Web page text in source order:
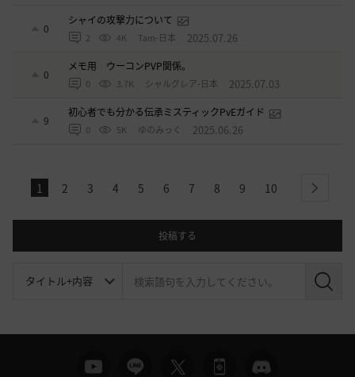
0
シャイの攻撃力について
2 4K Tam-日本 2025.07.26
0
メモ用 ウーコンPVP関係。
0 3.7K シャルグレア-日本 2025.07.03
9
初心者でも分かる伝承ミスティックPvEガイド
0 5K ゆのみっく 2025.06.26
1 2 3 4 5 6 7 8 9 10 next
投稿する
検